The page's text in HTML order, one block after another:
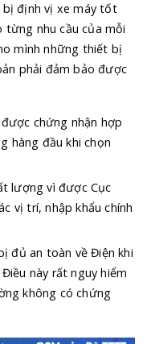
bị định vị xe máy tốt
từng nhu cầu của mỗi
mình những thiết bị
phải đảm bảo được
chứng nhận hợp
hàng đầu khi chọn
lượng vì được Cục
vị trí, nhập khẩu chính
đủ an toàn về Điện khi
này rất nguy hiểm
không có chứng